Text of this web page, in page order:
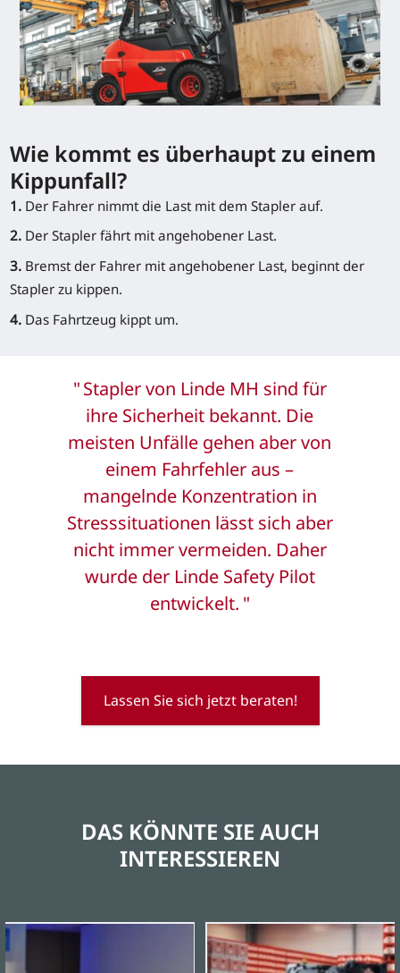
Wie kommt es überhaupt zu einem
Kippunfall?
1. Der Fahrer nimmt die Last mit dem Stapler auf.
2. Der Stapler fährt mit angehobener Last.
3. Bremst der Fahrer mit angehobener Last, beginnt der
Stapler zu kippen.
4. Das Fahrtzeug kippt um.
Stapler von Linde MH sind für
ihre Sicherheit bekannt. Die
meisten Unfälle gehen aber von
einem Fahrfehler aus –
mangelnde Konzentration in
Stresssituationen lässt sich aber
nicht immer vermeiden. Daher
wurde der Linde Safety Pilot
entwickelt.
Lassen Sie sich jetzt beraten!
DAS KÖNNTE SIE AUCH
INTERESSIEREN